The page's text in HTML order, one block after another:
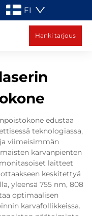
FI
Hanki tarjous
edustaa
teknologiassa,
viimeisimmän
karvanpienten
laitteet
keskitettyä
yleensä 755 nm, 808
optimaalisen
karvafollikkeissa.